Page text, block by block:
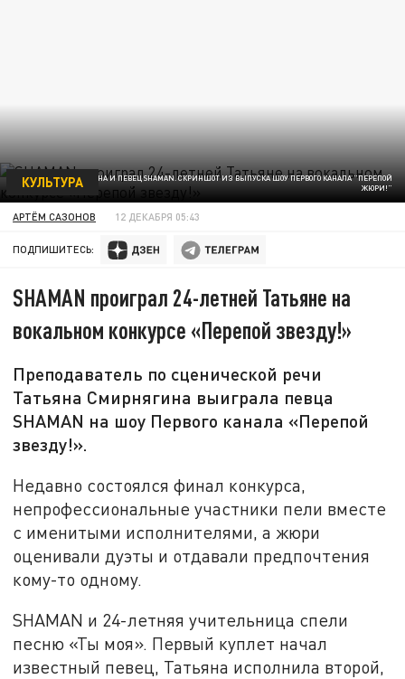
ТАТЬЯНА СМИРНЯГИНА И ПЕВЕЦ SHAMAN. СКРИНШОТ ИЗ ВЫПУСКА ШОУ ПЕРВОГО КАНАЛА "ПЕРЕПОЙ
ЖЮРИ!"
КУЛЬТУРА
АРТЁМ САЗОНОВ 12 ДЕКАБРЯ 05:43
ПОДПИШИТЕСЬ:
SHAMAN проиграл 24-летней Татьяне на
вокальном конкурсе «Перепой звезду!»
Преподаватель по сценической речи
Татьяна Смирнягина выиграла певца
SHAMAN на шоу Первого канала «Перепой
звезду!».
Недавно состоялся финал конкурса,
непрофессиональные участники пели вместе
с именитыми исполнителями, а жюри
оценивали дуэты и отдавали предпочтения
кому-то одному.
SHAMAN и 24-летняя учительница спели
песню «Ты моя». Первый куплет начал
известный певец, Татьяна исполнила второй,